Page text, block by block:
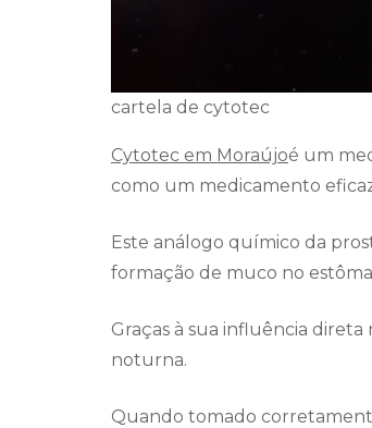
cartela de cytotec
Cytotec em Moraújoé um
como um medicamento
Este análogo químico da
formação de muco no
Graças à sua influência direta
noturna.
Quando tomado